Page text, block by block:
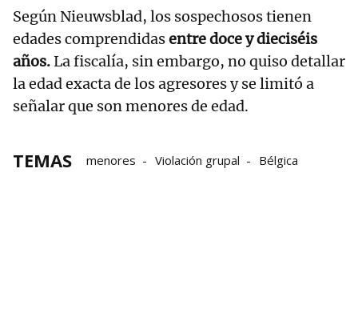
Según Nieuwsblad, los sospechosos tienen
edades comprendidasentre doce y dieciséis
años.La fiscalía, sin embargo, no quiso detallar
la edad exacta de los agresores y se limitó a
señalar que son menores de edad.
TEMAS menores Violación grupal Bélgica